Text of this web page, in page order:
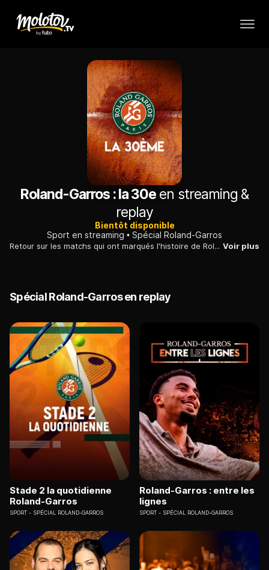
Roland-Garros : la 30e en streaming &
replay
Bientôt disponible
Sport en streaming
Spécial Roland-Garros
Retour sur les matchs qui ont marqués l'histoire de Roland Garros. Voir plus
Spécial Roland-Garros en replay
Stade 2 la quotidienne
Roland-Garros
SPORT SPÉCIAL ROLAND-GARROS
Roland-Garros : entre les
lignes
SPORT SPÉCIAL ROLAND-GARROS